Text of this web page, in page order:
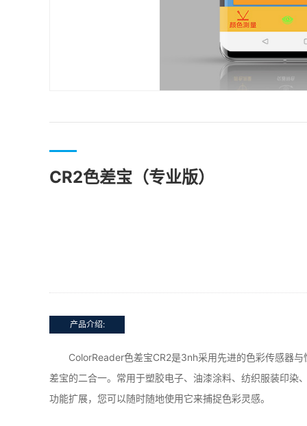
CR2色差宝（专业版）
产品介绍:
ColorReader色差宝CR2是3nh采用先进的色彩传感器
差宝的二合一。常用于塑胶电子、油漆涂料、纺织服装印染
功能扩展，您可以随时随地使用它来捕捉色彩灵感。